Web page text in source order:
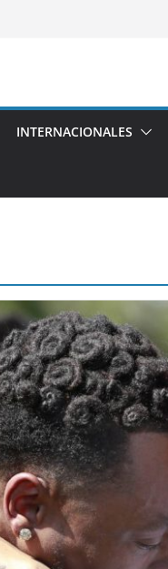
INTERNACIONALES